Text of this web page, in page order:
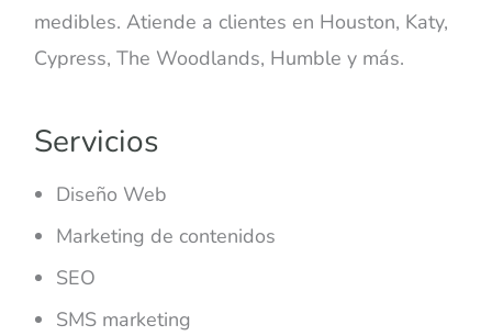
medibles. Atiende a clientes en Houston, Katy,
Cypress, The Woodlands, Humble y más.
Servicios
Diseño Web
Marketing de contenidos
SEO
SMS marketing